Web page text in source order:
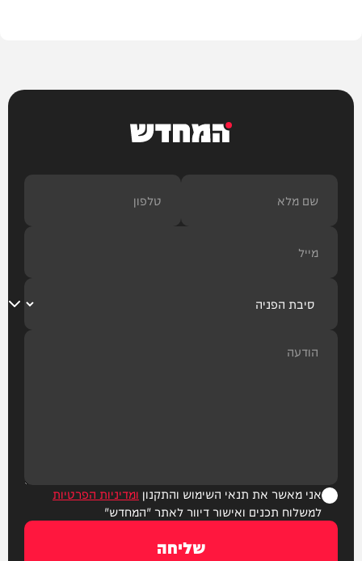
המחדש
אני מאשר את תנאי השימוש והתקנון ומדיניות הפרטיות
למשלוח תכנים ואישור דיוור לאתר "המחדש"
שליחה